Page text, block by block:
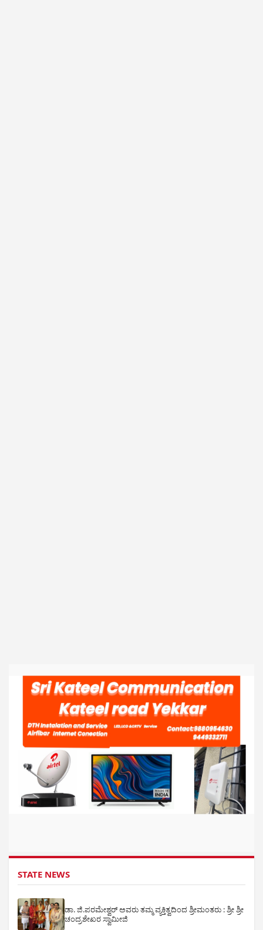
STATE NEWS
ಡಾ. ಜಿ.ಪರಮೇಶ್ವರ್ ಅವರು ತಮ್ಮ ವ್ಯಕ್ತಿತ್ವದಿಂದ ಶ್ರೀಮಂತರು : ಶ್ರೀ ಶ್ರೀ
ಚಂದ್ರಶೇಖರ ಸ್ವಾಮೀಜಿ